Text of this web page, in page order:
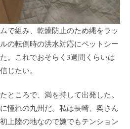
で組み、乾燥防止のため縄をラッ
の転倒時の洪水対応にペットシー
。これでおそらく3週間くらいは
じたい。
ところで、満を持して出発した。
憧れの九州だ。私は長崎、奥さん
上陸の地なので嫌でもテンション